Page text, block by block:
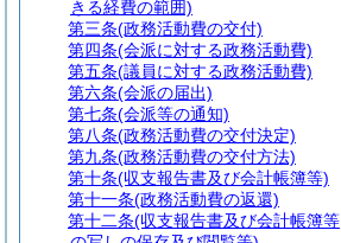
きる経費の範囲)
第三条(政務活動費の交付)
第四条(会派に対する政務活動費)
第五条(議員に対する政務活動費)
第六条(会派の届出)
第七条(会派等の通知)
第八条(政務活動費の交付決定)
第九条(政務活動費の交付方法)
第十条(収支報告書及び会計帳簿等)
第十一条(政務活動費の返還)
第十二条(収支報告書及び会計帳簿等